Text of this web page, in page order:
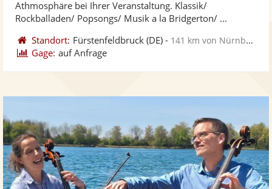
Athmosphäre bei Ihrer Veranstaltung. Klassik/
Rockballaden/ Popsongs/ Musik a la Bridgerton/ ...
Standort: Fürstenfeldbruck (DE) - 141 km von Nürnberg
Gage: auf Anfrage